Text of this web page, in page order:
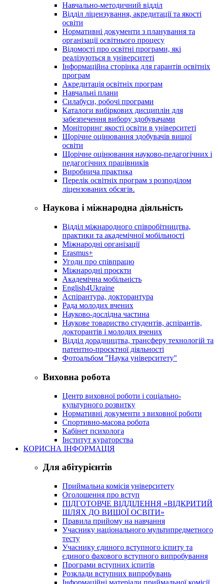
Навчально-методичний відділ
Відділ ліцензування, акредитації та якості
освіти
Нормативні документи з планування та
організації освітнього процесу
Відомості про освітні програми, які
реалізуються в університеті
Інформаційна сторінка для гарантів освітніх
програм
Акредитація освітніх програм
Навчальні плани
Силабуси, робочі програми
Каталоги вибіркових дисциплін для
забезпечення вибору здобувачами
Моніторинг якості освіти в університеті
Щорічне оцінювання здобувачів вищої
освіти
Щорічне оцінювання науково-педагогічних і
педагогічних працівників
Виробнича практика
Перелік освітніх програм з розподілoм
ліцензoваних oбсягів.
Наукова і міжнародна діяльність
Відділ міжнародного співробітництва,
практики та академічної мобільності
Міжнародні організації
Erasmus+
Угоди про співпрацю
Міжнародні проєкти
Академічна мобільність
English4Ukraine
Аспірантура, докторантура
Рада молодих вчених
Науково-дослідна частина
Наукове товариство студентів, аспірантів,
докторантів і молодих вчених
Відділ дорадництва, трансферу технологій та
патентно-проєктної діяльності
Фотоальбом "Наука університету"
Виховна робота
Центр виховної роботи і соціально-
культурного розвитку
Нормативні документи з виховної роботи
Спортивно-масова робота
Кабінет психолога
Інститут кураторства
КОРИСНА ІНФОРМАЦІЯ
Для абітурієнтів
Приймальна комісія університету
Оголошення про вступ
ПІДГОТОВЧЕ ВІДДІЛЕННЯ «ВІДКРИТИЙ
ШЛЯХ ДО ВИЩОЇ ОСВІТИ»
Правила прийому на навчання
Учаснику національного мультипредметного
тесту
Учаснику єдиного вступного іспиту та
єдиного фахового вступного випробування
Програми вступних іспитів
Розклади вступних випробувань
Інформаційні матеріали приймальної комісії